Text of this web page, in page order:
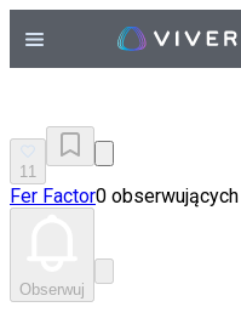
11
Fer Factor0 obserwujących
Obserwuj